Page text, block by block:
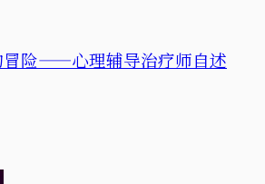
冒险——心理辅导治疗师自述